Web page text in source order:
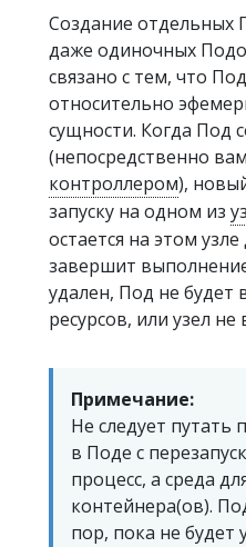
Создание
даже одиночных
связано с тем, что
относительно
сущности. Когда Под
(непосредственно
контроллером),
запуску на одном из
остается на этом
завершит
удален, Под не будет
ресурсов, или узел не
Примечание:
Не следует путать
в Поде с
процесс, а среда
контейнера(ов).
пор, пока не будет